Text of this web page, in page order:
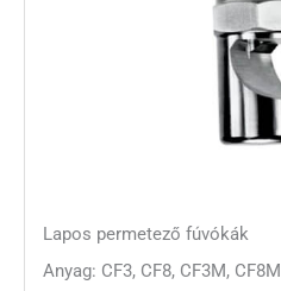
Lapos permetező fúvókák
Anyag: CF3, CF8, CF3M, CF8M